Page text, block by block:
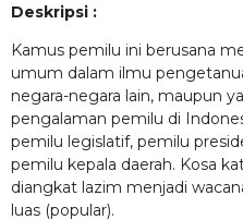
Deskripsi :
Kamus pemilu ini berusana
umum dalam ilmu
negara-negara lain, maupun
pengalaman pemilu di
pemilu legislatif, pemilu
pemilu kepala daerah. Kosa
diangkat lazim menjadi
luas (popular).